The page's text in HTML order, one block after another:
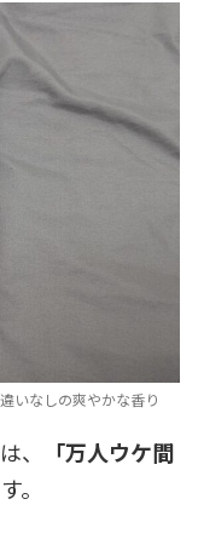
いなしの爽やかな香り
、
「万人ウケ間
。